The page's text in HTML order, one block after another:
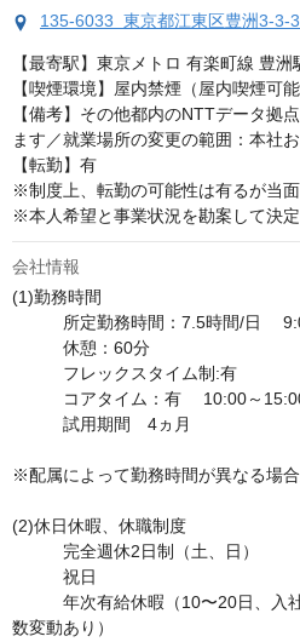
135-6033 東京都江東区豊洲3-3-
【最寄駅】東京メトロ 有楽町線 豊洲
【喫煙環境】屋内禁煙（屋内喫煙可能
【備考】その他都内のNTTデータ拠
ます／就業場所の変更の範囲：本社
【転勤】有
※制度上、転勤の可能性は有るが当
※本人希望と事業状況を勘案して決
会社情報
(1)勤務時間
所定勤務時間：7.5時間/日 　
休憩：60分
フレックスタイム制:有
コアタイム：有　 10:00～
試用期間　4ヵ月
※配属によって勤務時間が異なる場合
(2)休日休暇、休職制度
完全週休2日制（土、日）
祝日
年次有給休暇（10〜20日、入社
数変動あり）